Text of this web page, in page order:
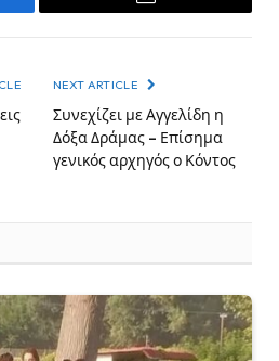
Email
NEXT ARTICLE
Συνεχίζει με Αγγελίδη η
Δόξα Δράμας – Επίσημα
γενικός αρχηγός ο Κόντος